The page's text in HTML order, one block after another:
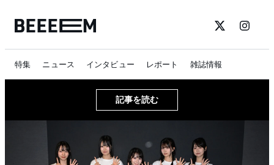
特集 ニュース インタビュー レポート 雑誌情報
記事を読む